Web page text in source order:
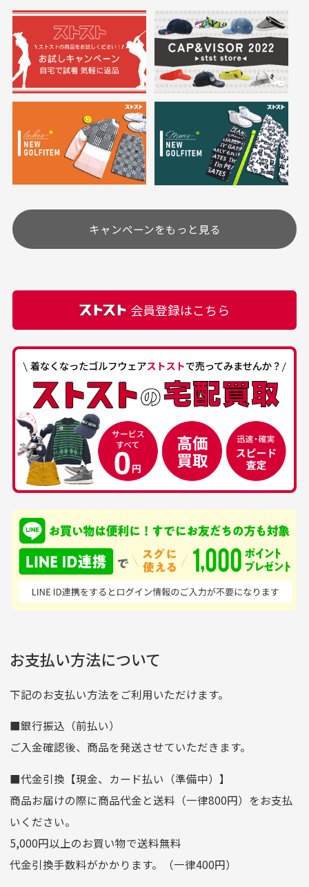
30代女性
高価なブルゾンがお
購入できました。状態も
最高でした。
30代女性
いつも素敵な商品を
す
商品をありがとうござい
ます。
30代男性
中古ゴルフウェアの
品揃えがすごい
て、ここまでゴルフブラ
ンドの取り扱いがあるの
はすごい。 毎日たくさ
んの商品がアップされて
いるので新作チェックす
50代男性
安心して中古ウェア
を買えるお店です
品ですが綺麗に梱包され
ており商品を大切にして
いる感が伝わってきまし
た 「フロント部分に汚
れあり」と記載ありまし
[…]
何点ご購入頂いた場合も全国一律で800円とさせて頂
いております。(1配送先につき)
また5,000円(税込)以上お買い物をして頂けた場合は送
※必ず１つのショッピングカートに複数商品を入れて
ご注文下さいませ。
定休日はありますか？
土.日.祝日は定休日となっております。
その他の休日につきましてはサイト上にて告知させて
頂きます。
カートの有効時間はありますか？
は自動的にカート内の商品が削除されますのでご注意
下さい。
お気に入り機能をご利用下さい。
一点一点手作業で計測しておりますので、若干の誤
差が生じる場合がございます。
においについて
ユーズド商品の特性故、メンテンスを行っておりま
すが、におい（煙草、香水、お香、古着特有の香
り、柔軟剤等)が付着している場合がございます。
付属品について
付属品の記載につきましては、弊社に入荷した時点
ある場合もございます。
経年劣化について
当店では商品の管理には細心の注意を払っておりま
すが、経年により素材の劣化やパーツの強度低下が
生じている場合がございます。
銀行振込（前払い）
入金確認後商品発送となります。
※土曜、日曜、祝日は入金確認及び発送業務は致しておりま
せん。
尚、お振込み手数料はお客様ご負担となります。入金確認後
商品発送となります。
ご注文頂いてから7日以内をお振込み期限とさせ
りますのでご了承くださいませ。
支店名
和歌山支店
口座種別
普通
口座番号
0255557
口座名義
株式会社一条
ゆうちょ銀行
ゆうちょ間
記号
14710
申し込まれた商品と届いた商品が異なっている場合
商品説明に記載されていない汚れやダメージがある商品
の場合
キャンペーンをもっと見る
会員登録はこちら
お支払い方法について
下記のお支払い方法をご利用いただけます。
■銀行振込（前払い）
ご入金確認後、商品を発送させていただきます。
■代金引換【現金、カード払い（準備中）】
商品お届けの際に商品代金と送料（一律800円）をお支払
いください。
5,000円以上のお買い物で送料無料
代金引換手数料がかかります。（一律400円）